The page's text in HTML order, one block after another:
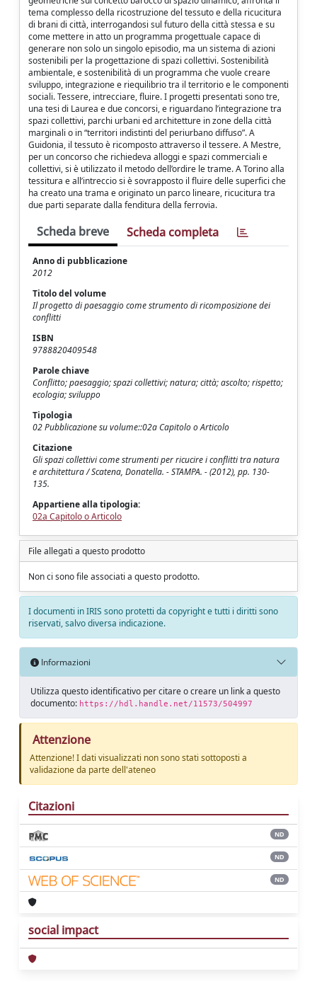
tema complesso della ricostruzione del tessuto e della ricucitura
di brani di città, interrogandosi sul futuro della città stessa e su
come mettere in atto un programma progettuale capace di
generare non solo un singolo episodio, ma un sistema di azioni
sostenibili per la progettazione di spazi collettivi. Sostenibilità
ambientale, e sostenibilità di un programma che vuole creare
sviluppo, integrazione e riequilibrio tra il territorio e le componenti
sociali. Tessere, intrecciare, fluire. I progetti presentati sono tre,
una tesi di Laurea e due concorsi, e riguardano l’integrazione tra
spazi collettivi, parchi urbani ed architetture in zone della città
marginali o in “territori indistinti del periurbano diffuso”. A
Guidonia, il tessuto è ricomposto attraverso il tessere. A Mestre,
per un concorso che richiedeva alloggi e spazi commerciali e
collettivi, si è utilizzato il metodo dell’ordire le trame. A Torino alla
tessitura e all’intreccio si è sovrapposto il fluire delle superfici che
ha creato una trama e originato un parco lineare, ricucitura tra
due parti separate dalla fenditura della ferrovia.
Scheda breve Scheda completa
Anno di pubblicazione
2012
Titolo del volume
Il progetto di paesaggio come strumento di ricomposizione dei
conflitti
ISBN
9788820409548
Parole chiave
Conflitto; paesaggio; spazi collettivi; natura; città; ascolto; rispetto;
ecologia; sviluppo
Tipologia
02 Pubblicazione su volume::02a Capitolo o Articolo
Citazione
Gli spazi collettivi come strumenti per ricucire i conflitti tra natura
e architettura / Scatena, Donatella. - STAMPA. - (2012), pp. 130-
135.
Appartiene alla tipologia:
02a Capitolo o Articolo
File allegati a questo prodotto
Non ci sono file associati a questo prodotto.
I documenti in IRIS sono protetti da copyright e tutti i diritti sono
riservati, salvo diversa indicazione.
Informazioni
Utilizza questo identificativo per citare o creare un link a questo
documento: https://hdl.handle.net/11573/504997
Attenzione
Attenzione! I dati visualizzati non sono stati sottoposti a
validazione da parte dell'ateneo
Citazioni
ND
ND
ND
social impact